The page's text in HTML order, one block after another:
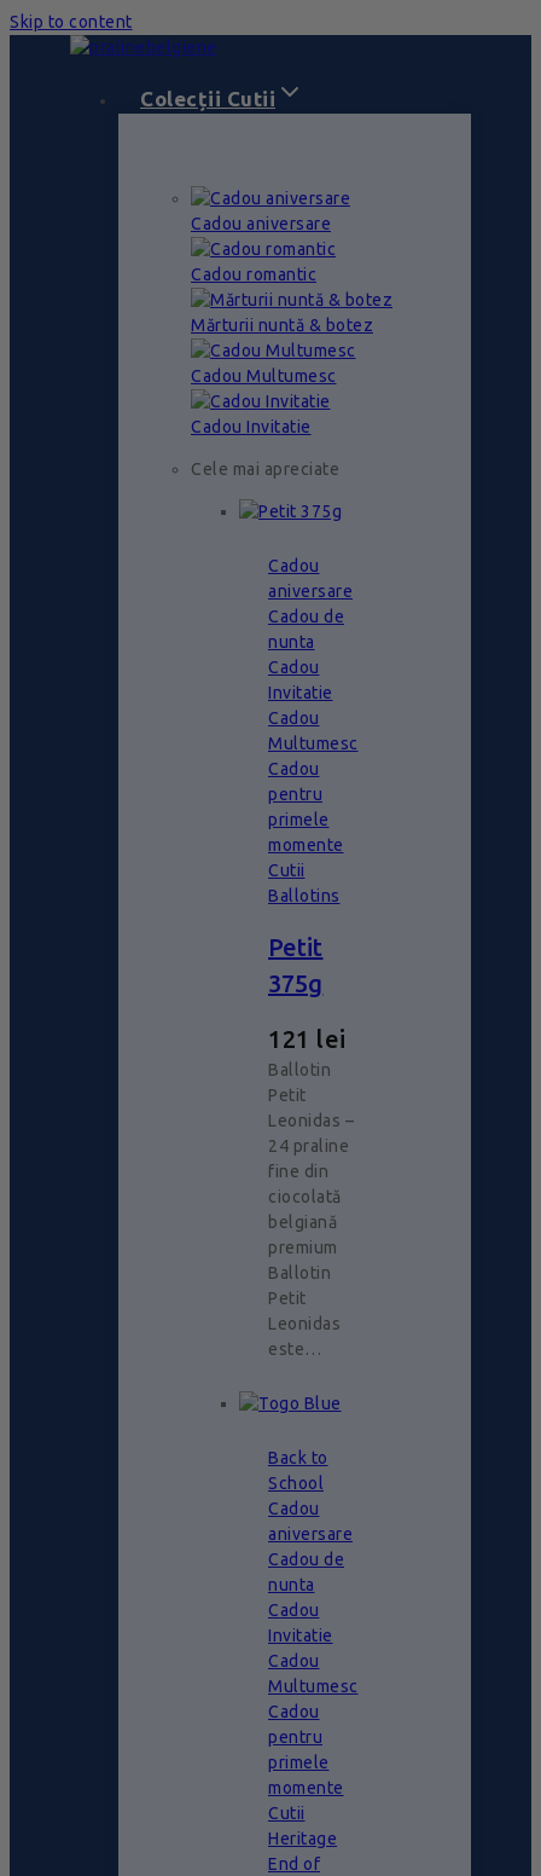
Skip to content
Colecții Cutii
Cadou aniversare
Cadou romantic
Mărturii nuntă & botez
Cadou Multumesc
Cadou Invitatie
Cele mai apreciate
Cadou
aniversare
Cadou de
nunta
Cadou
Invitatie
Cadou
Multumesc
Cadou
pentru
primele
momente
Cutii
Ballotins
Petit
375g
121 lei
Ballotin
Petit
Leonidas –
24 praline
fine din
ciocolată
belgiană
premium
Ballotin
Petit
Leonidas
este…
Back to
School
Cadou
aniversare
Cadou de
nunta
Cadou
Invitatie
Cadou
Multumesc
Cadou
pentru
primele
momente
Cutii
Heritage
End of